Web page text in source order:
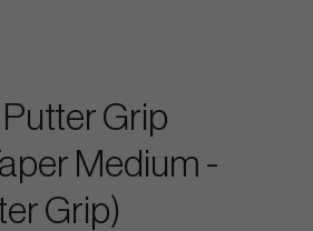
Grip
Medium -
Grip)